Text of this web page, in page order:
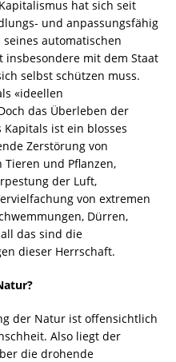
hat sich seit
und anpassungsfähig
automatischen
insbesondere mit dem Staat
selbst schützen muss.
«ideellen
das Überleben der
ist ein blosses
Zerstörung von
Tieren und Pflanzen,
der Luft,
von extremen
Dürren,
das sind die
dieser Herrschaft.
der Natur ist offensichtlich
Also liegt der
die drohende